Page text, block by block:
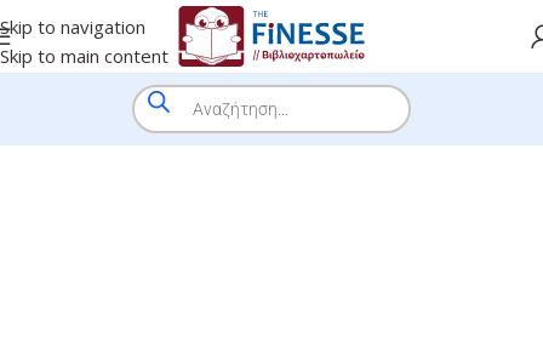
Skip to navigation
Skip to main content
BRANDS